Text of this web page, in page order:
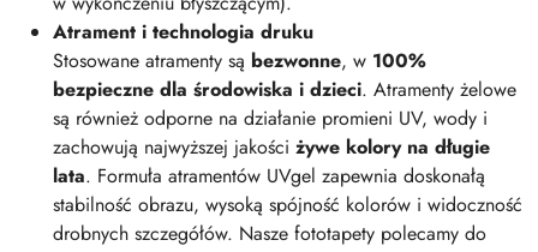
Atrament i technologia druku
Stosowane atramenty są bezwonne, w 100%
bezpieczne dla środowiska i dzieci. Atramenty żelowe
są również odporne na działanie promieni UV, wody i
zachowują najwyższej jakości żywe kolory na długie
lata. Formuła atramentów UVgel zapewnia doskonałą
stabilność obrazu, wysoką spójność kolorów i widoczność
drobnych szczegółów. Nasze fototapety polecamy do